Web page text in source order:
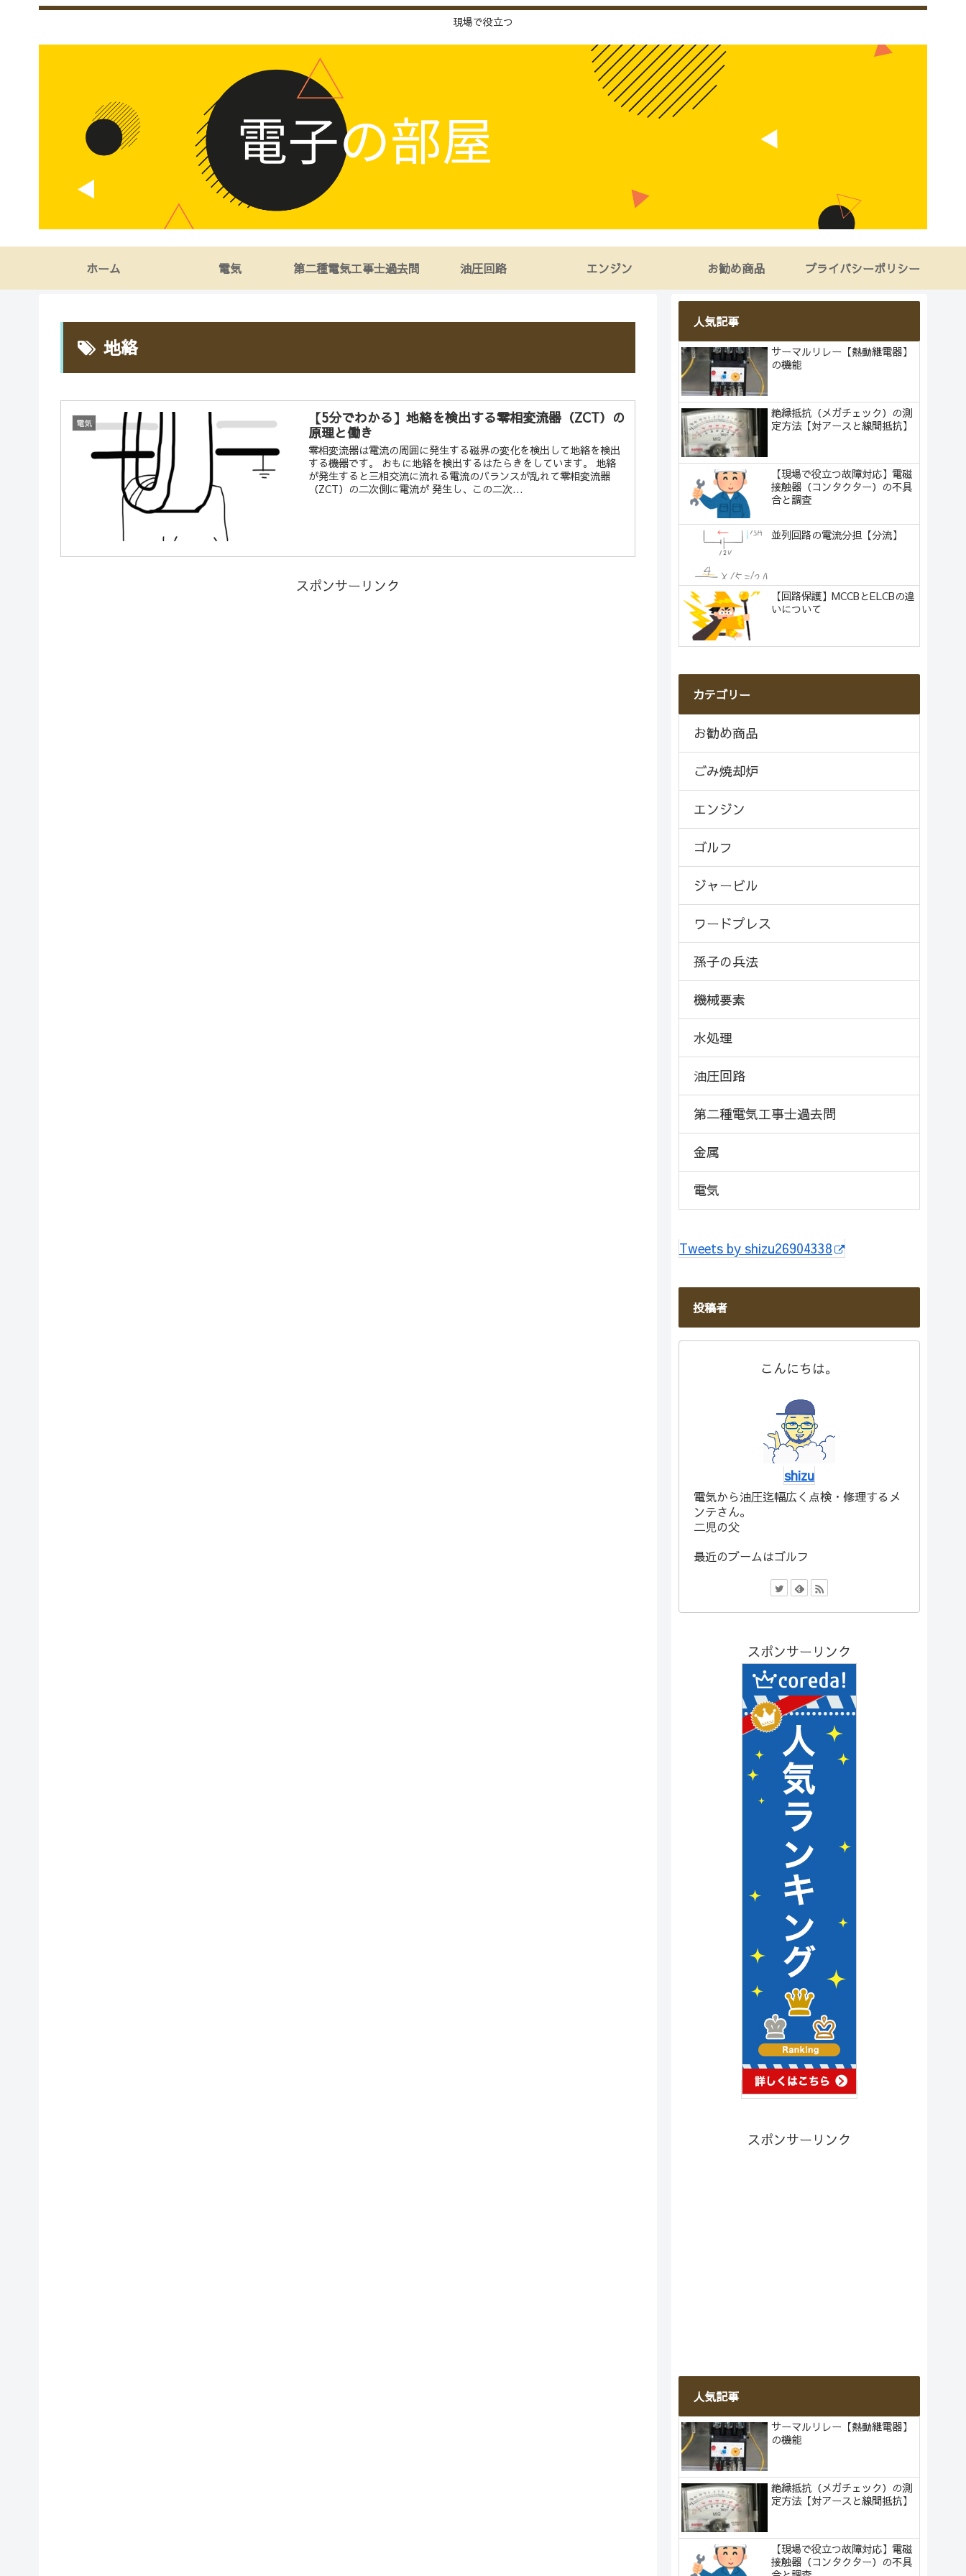
現場で役立つ
ホーム 電気 第二種電気工事士過去問 油圧回路 エンジン お勧め商品 プライバシーポリシー
地絡
電気
【5分でわかる】地絡を検出する零相変流器（ZCT）の
原理と働き
零相変流器は電流の周囲に発生する磁界の変化を検出して地絡を検出
する機器です。 おもに地絡を検出するはたらきをしています。 地絡
が発生すると三相交流に流れる電流のバランスが乱れて零相変流器
（ZCT）の二次側に電流が 発生し、この二次...
スポンサーリンク
人気記事
サーマルリレー【熱動継電器】
の機能
絶縁抵抗（メガチェック）の測
定方法【対アースと線間抵抗】
【現場で役立つ故障対応】電磁
接触器（コンタクター）の不具
合と調査
並列回路の電流分担【分流】
【回路保護】MCCBとELCBの違
いについて
カテゴリー
お勧め商品
ごみ焼却炉
エンジン
ゴルフ
ジャービル
ワードプレス
孫子の兵法
機械要素
水処理
油圧回路
第二種電気工事士過去問
金属
電気
Tweets by shizu26904338
投稿者
こんにちは。
shizu
電気から油圧迄幅広く点検・修理するメ
ンテさん。
二児の父
最近のブームはゴルフ
スポンサーリンク
スポンサーリンク
人気記事
サーマルリレー【熱動継電器】
の機能
絶縁抵抗（メガチェック）の測
定方法【対アースと線間抵抗】
【現場で役立つ故障対応】電磁
接触器（コンタクター）の不具